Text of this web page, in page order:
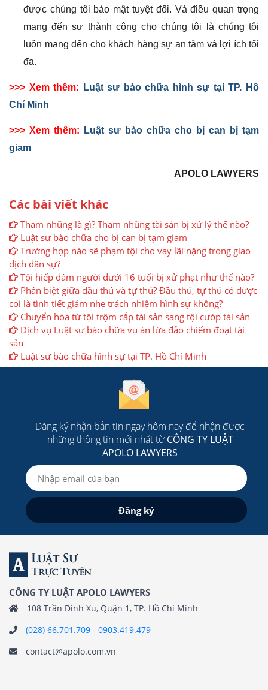
được chúng tôi bảo mật tuyệt đối. Và điều quan trọng
mang đến sự thành công cho chúng tôi là chúng tôi
luôn mang đến cho khách hàng sự an tâm và lợi ích tối
đa.
>>> Xem thêm:
Luật sư bào chữa hình sự tại TP. Hồ
Chí Minh
>>> Xem thêm:
Luật sư bào chữa cho bị can bị tạm
giam
APOLO LAWYERS
Các bài viết khác
Tham nhũng là gì? Tham nhũng tài sản bị xử lý thế nào?
Luật sư bào chữa cho bị can bị tạm giam
Trường hợp nào sẽ phạm tội cho vay lãi nặng trong giao
dịch dân sự?
Tội hiếp dâm người dưới 16 tuổi bị xử phạt như thế nào?
Phân biệt giữa đầu thú và tự thú? Đầu thú, tự thú có được
coi là tình tiết giảm nhẹ trách nhiệm hình sự không?
Chuyển hóa từ tội trộm cắp tài sản sang tội cướp tài sản
Dịch vụ Luật sư bào chữa vụ án lừa đảo chiếm đoạt tài
sản
Luật sư bào chữa hình sự tại TP. Hồ Chí Minh
Đăng ký nhận bản tin ngay hôm nay để nhận được
những thông tin mới nhất từCÔNG TY LUẬT
APOLO LAWYERS
CÔNG TY LUẬT APOLO LAWYERS
108 Trần Đình Xu, Quận 1, TP. Hồ Chí Minh
(028) 66.701.709 - 0903.419.479
contact@apolo.com.vn